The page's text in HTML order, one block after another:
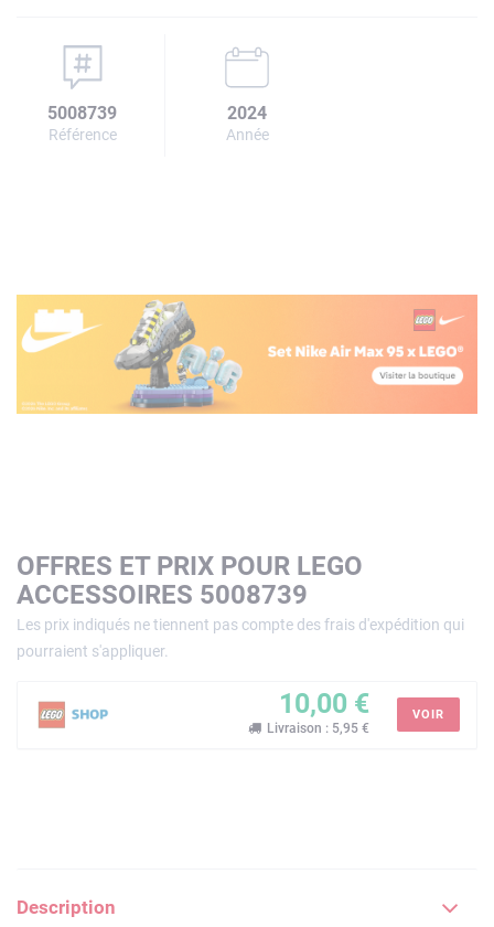
5008739
Référence
2024
Année
OFFRES ET PRIX POUR LEGO
ACCESSOIRES 5008739
Les prix indiqués ne tiennent pas compte des frais d'expédition qui
pourraient s'appliquer.
10,00 €
Livraison : 5,95 €
VOIR
Description